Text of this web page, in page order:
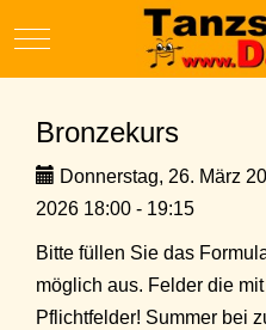
Mobile Menu Toggle
Bronzekurs
Donnerstag, 26. März
2026 18:00 - 19:15
Bitte füllen Sie das
möglich aus. Felder die
Pflichtfelder! Summer bei